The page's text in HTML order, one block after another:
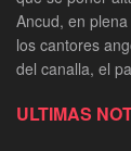
Ancud, en
los cantores
del canalla, el
ULTIMAS